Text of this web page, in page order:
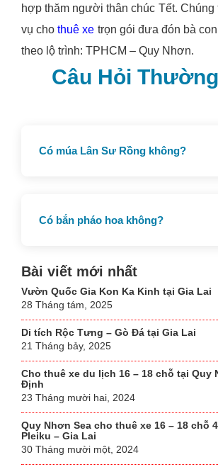
hợp thăm người thân chúc Tết. Chúng
vụ chothuê xe trọn gói đưa đón bà
theo lộ trình: TPHCM – Quy Nhơn.
Câu Hỏi
Có múa Lân Sư Rồng không?
Có bắn pháo hoa không?
Sơn và Hoài Nhơn
Bài viết mới nhất
Vườn Quốc Gia Kon Ka Kinh tại Gia Lai
28 Tháng tám, 2025
Di tích Rộc Tưng – Gò Đá tại Gia Lai
21 Tháng bảy, 2025
Cho thuê xe du lịch 16 – 18 chỗ tại Quy
Định
23 Tháng mười hai, 2024
Quy Nhơn Sea cho thuê xe 16 – 18 chỗ
Pleiku – Gia Lai
30 Tháng mười một, 2024